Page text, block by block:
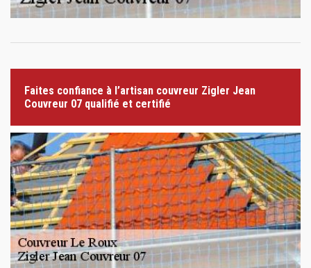
Faites confiance à l’artisan couvreur Zigler Jean
Couvreur 07 qualifié et certifié